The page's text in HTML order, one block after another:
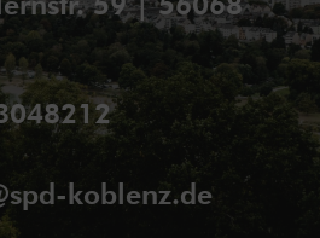
koblenz.de